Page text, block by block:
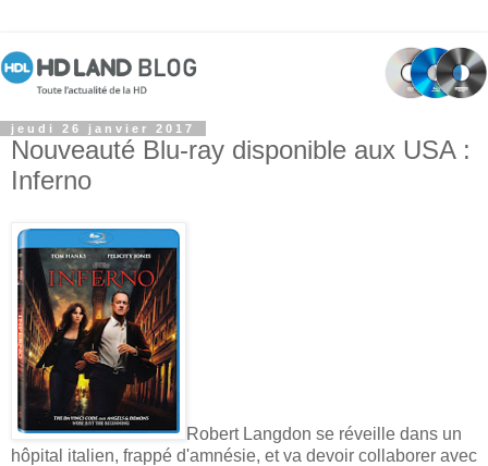
jeudi 26 janvier 2017
Nouveauté Blu-ray disponible aux USA :
Inferno
Robert Langdon se réveille dans un
hôpital italien, frappé d'amnésie, et va devoir collaborer avec